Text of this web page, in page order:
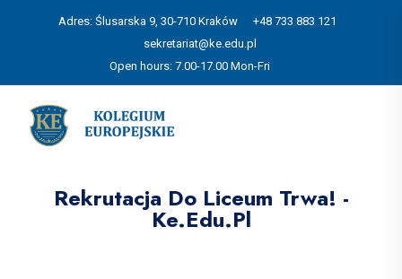
Adres: Ślusarska 9, 30-710 Kraków
+48 733 883 121
sekretariat@ke.edu.pl
Open hours: 7.00-17.00 Mon-Fri
Rekrutacja Do Liceum Trwa! -
Ke.edu.pl